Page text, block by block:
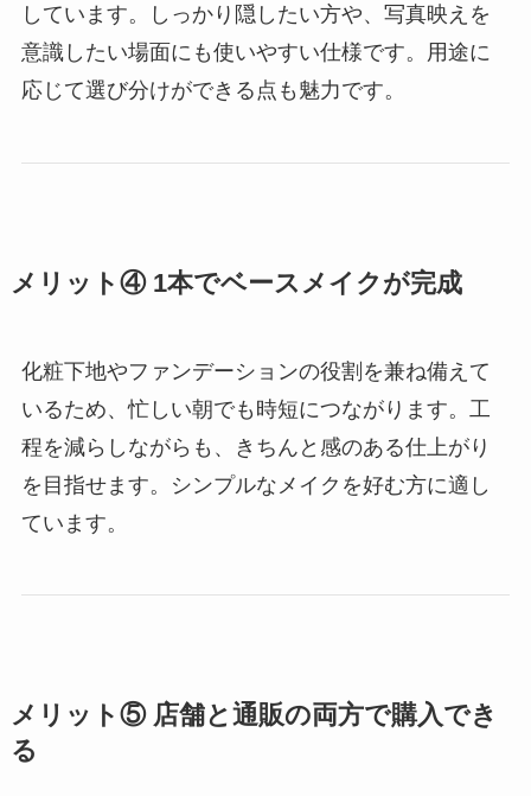
しています。しっかり隠したい方や、写真映えを
意識したい場面にも使いやすい仕様です。用途に
応じて選び分けができる点も魅力です。
メリット④ 1本でベースメイクが完成
化粧下地やファンデーションの役割を兼ね備えて
いるため、忙しい朝でも時短につながります。工
程を減らしながらも、きちんと感のある仕上がり
を目指せます。シンプルなメイクを好む方に適し
ています。
メリット⑤ 店舗と通販の両方で購入でき
る